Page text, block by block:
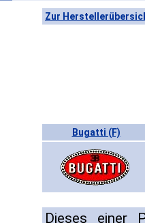
Zur
Bugatti (F)
Dieses einer